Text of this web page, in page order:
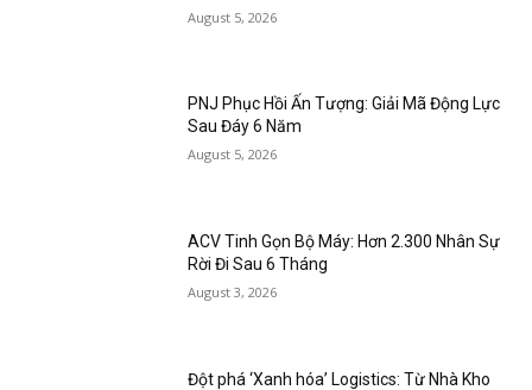
August 5, 2026
PNJ Phục Hồi Ấn Tượng: Giải Mã Động Lực
Sau Đáy 6 Năm
August 5, 2026
ACV Tinh Gọn Bộ Máy: Hơn 2.300 Nhân Sự
Rời Đi Sau 6 Tháng
August 3, 2026
Đột phá ‘Xanh hóa’ Logistics: Từ Nhà Kho